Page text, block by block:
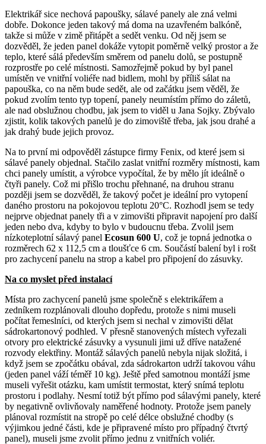
Elektrikář sice nechová papoušky, sálavé panely ale zná velmi
dobře. Dokonce jeden takový má doma na uzavřeném balkóně,
takže si může v zimě přitápět a sedět venku. Od něj jsem se
dozvěděl, že jeden panel dokáže vytopit poměrně velký prostor a že
teplo, které sálá především směrem od panelu dolů, se postupně
rozprostře po celé místnosti. Samozřejmě pokud by byl panel
umístěn ve vnitřní voliéře nad bidlem, mohl by příliš sálat na
papouška, co na něm bude sedět, ale od začátku jsem věděl, že
pokud zvolím tento typ topení, panely neumístím přímo do záletů,
ale nad obslužnou chodbu, jak jsem to viděl u Jana Sojky. Zbývalo
zjistit, kolik takových panelů je do zimoviště třeba, jak jsou drahé a
jak drahý bude jejich provoz.
Na to první mi odpověděl zástupce firmy Fenix, od které jsem si
sálavé panely objednal. Stačilo zaslat vnitřní rozměry místnosti, kam
chci panely umístit, a výrobce vypočítal, že by mělo jít ideálně o
čtyři panely. Což mi přišlo trochu přehnané, na druhou stranu
později jsem se dozvěděl, že takový počet je ideální pro vytopení
daného prostoru na pokojovou teplotu 20°C. Rozhodl jsem se tedy
nejprve objednat panely tři a v zimovišti připravit napojení pro další
jeden nebo dva, kdyby to bylo v budoucnu třeba. Zvolil jsem
nízkoteplotní sálavý panel Ecosun 600 U, což je topná jednotka o
rozměrech 62 x 112,5 cm a tloušťce 6 cm. Součástí balení byl i rošt
pro zachycení panelu na strop a kabel pro připojení do zásuvky.
Na co myslet před instalací
Místa pro zachycení panelů jsme společně s elektrikářem a
zedníkem rozplánovali dlouho dopředu, protože s nimi museli
počítat řemeslníci, od kterých jsem si nechal v zimovišti dělat
sádrokartonový podhled. V přesně stanovených místech vyřezali
otvory pro elektrické zásuvky a vysunuli jimi už dříve natažené
rozvody elektřiny. Montáž sálavých panelů nebyla nijak složitá, i
když jsem se zpočátku obával, zda sádrokarton udrží takovou váhu
(jeden panel váží téměř 10 kg). Ještě před samotnou montáží jsme
museli vyřešit otázku, kam umístit termostat, který snímá teplotu
prostoru i podlahy. Nesmí totiž být přímo pod sálavými panely, které
by negativně ovlivňovaly naměřené hodnoty. Protože jsem panely
plánoval rozmístit na stropě po celé délce obslužné chodby (s
výjimkou jedné části, kde je připravené místo pro případný čtvrtý
panel), museli jsme zvolit přímo jednu z vnitřních voliér.